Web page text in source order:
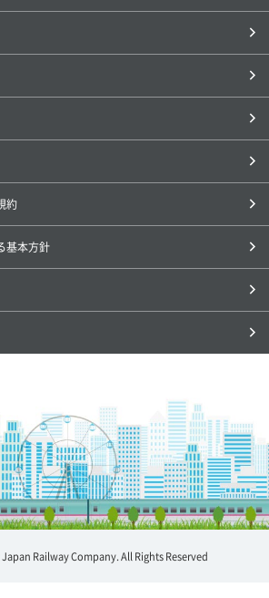
で開きます）
約
基本方針
Railway Company. All Rights Reserved